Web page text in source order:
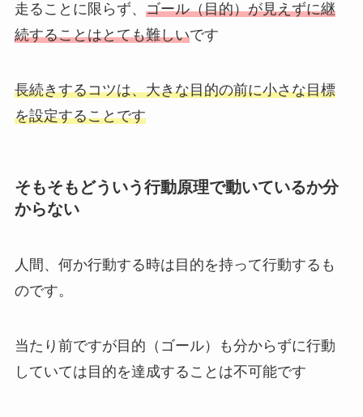
走ることに限らず、 ゴール（目的）が見えずに継
続することはとても難しいです
長続きするコツは、大きな目的の前に小さな目標
を設定することです
そもそもどういう行動原理で動いているか分
からない
人間、何か行動する時は目的を持って行動するも
のです。
当たり前ですが目的（ゴール）も分からずに行動
していては目的を達成することは不可能です